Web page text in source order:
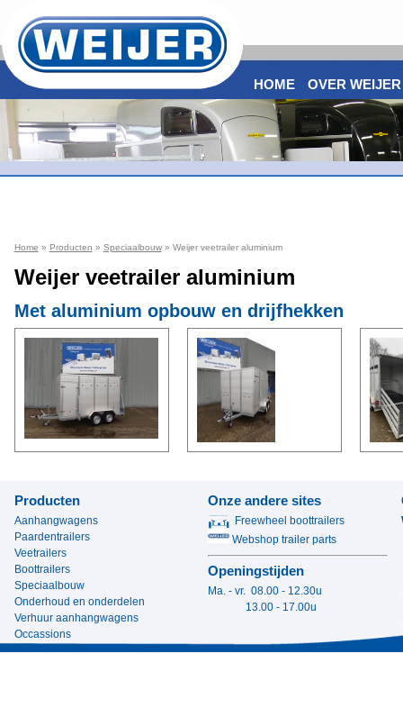
Home » Producten » Speciaalbouw» Weijer veetrailer aluminium
Weijer veetrailer aluminium
Met aluminium opbouw en drijfhekken
Producten
Aanhangwagens
Paardentrailers
Veetrailers
Boottrailers
Speciaalbouw
Onderhoud en onderdelen
Verhuur aanhangwagens
Occassions
Onze andere sites
Freewheel boottrailers
Webshop trailer parts
Openingstijden
Ma. - vr. 08.00 - 12.30u
13.00 - 17.00u
HOME OVER WEIJER